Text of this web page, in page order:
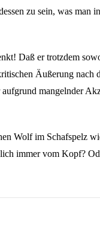
zu sein, was man
Daß er trotzdem
Äußerung nach
mangelnder
Wolf im Schafspelz
immer vom Kopf?